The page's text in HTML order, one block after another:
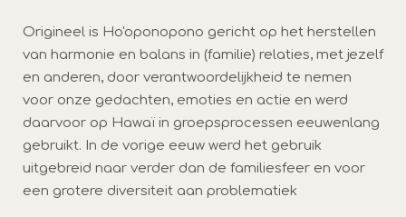
Origineel is Ho'oponopono gericht op het herstellen
van harmonie en balans in (familie) relaties, met jezelf
en anderen, door verantwoordelijkheid te nemen
voor onze gedachten, emoties en actie en werd
daarvoor op Hawaï in groepsprocessen eeuwenlang
gebruikt. In de vorige eeuw werd het gebruik
uitgebreid naar verder dan de familiesfeer en voor
een grotere diversiteit aan problematiek